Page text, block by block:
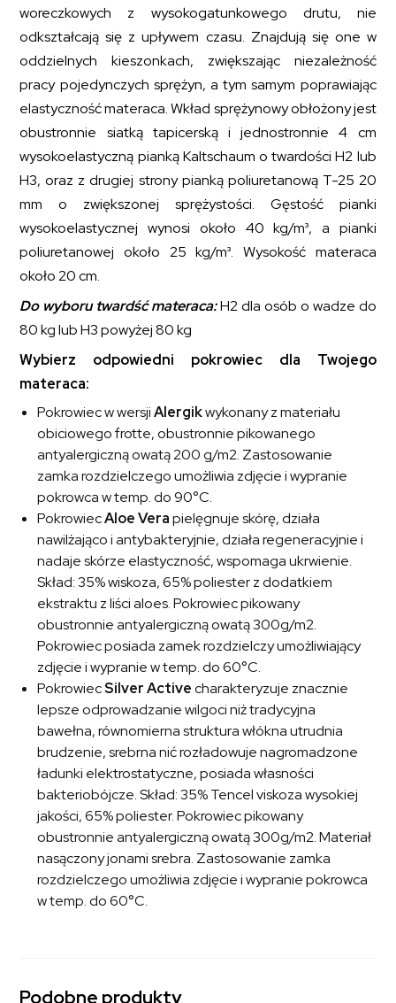
woreczkowych z wysokogatunkowego drutu, nie
odkształcają się z upływem czasu. Znajdują się one w
oddzielnych kieszonkach, zwiększając niezależność
pracy pojedynczych sprężyn, a tym samym poprawiając
elastyczność materaca. Wkład sprężynowy obłożony jest
obustronnie siatką tapicerską i jednostronnie 4 cm
wysokoelastyczną pianką Kaltschaum o twardości H2 lub
H3, oraz z drugiej strony pianką poliuretanową T-25 20
mm o zwiększonej sprężystości. Gęstość pianki
wysokoelastycznej wynosi około 40 kg/m³, a pianki
poliuretanowej około 25 kg/m³. Wysokość materaca
około 20 cm.
Do wyboru twardść materaca:H2 dla osób o wadze do
80 kg lub H3 powyżej 80 kg
Wybierz odpowiedni pokrowiec dla Twojego
materaca:
Pokrowiec w wersjiAlergikwykonany z materiału
obiciowego frotte, obustronnie pikowanego
antyalergiczną owatą 200 g/m2. Zastosowanie
zamka rozdzielczego umożliwia zdjęcie i wypranie
pokrowca w temp. do 90°C.
PokrowiecAloe Verapielęgnuje skórę, działa
nawilżająco i antybakteryjnie, działa regeneracyjnie i
nadaje skórze elastyczność, wspomaga ukrwienie.
Skład: 35% wiskoza, 65% poliester z dodatkiem
ekstraktu z liści aloes. Pokrowiec pikowany
obustronnie antyalergiczną owatą 300g/m2.
Pokrowiec posiada zamek rozdzielczy umożliwiający
zdjęcie i wypranie w temp. do 60°C.
PokrowiecSilver Activecharakteryzuje znacznie
lepsze odprowadzanie wilgoci niż tradycyjna
bawełna, równomierna struktura włókna utrudnia
brudzenie, srebrna nić rozładowuje nagromadzone
ładunki elektrostatyczne, posiada własności
bakteriobójcze. Skład: 35% Tencel viskoza wysokiej
jakości, 65% poliester. Pokrowiec pikowany
obustronnie antyalergiczną owatą 300g/m2. Materiał
nasączony jonami srebra. Zastosowanie zamka
rozdzielczego umożliwia zdjęcie i wypranie pokrowca
w temp. do 60°C.
Podobne produkty